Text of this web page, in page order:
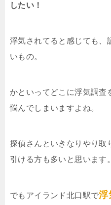
したい！
浮気されてると感じても、
いもの。
かといってどこに浮気調査
悩んでしまいますよね。
探偵さんといきなりやり取
引ける方も多いと思います。
でもアイランド北口駅で浮